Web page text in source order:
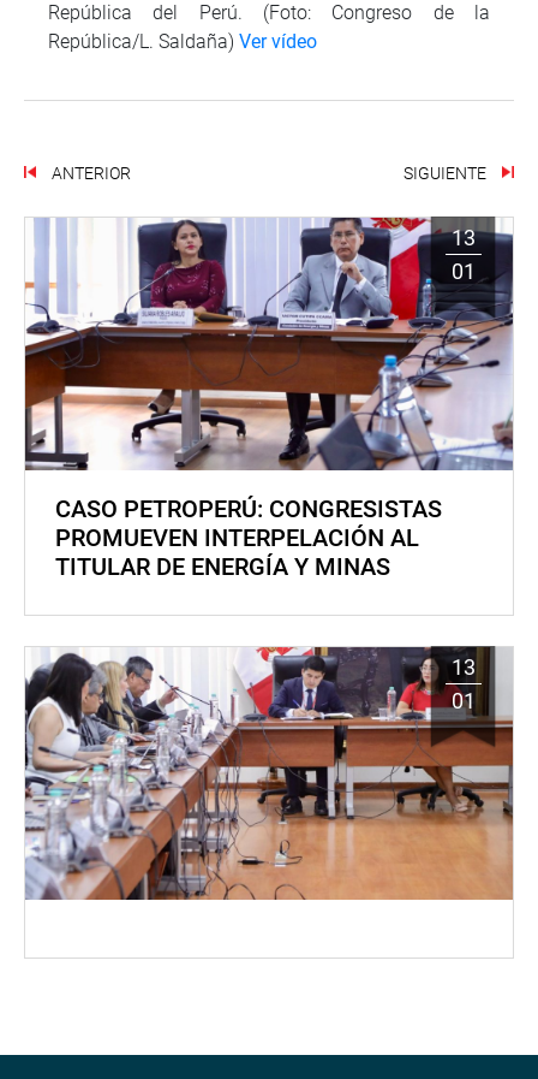
República del Perú. (Foto: Congreso de la
República/L. Saldaña) Ver vídeo
ANTERIOR SIGUIENTE
13
01
CASO PETROPERÚ: CONGRESISTAS
PROMUEVEN INTERPELACIÓN AL
TITULAR DE ENERGÍA Y MINAS
13
01